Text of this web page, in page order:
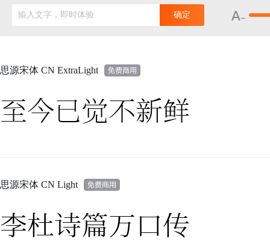
输入文字，即时体验 确定
思源宋体 CN ExtraLight
至今已觉不新鲜
思源宋体 CN Light
李杜诗篇万口传